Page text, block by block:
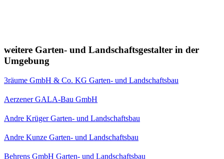
weitere Garten- und Landschaftsgestalter in der
Umgebung
3räume GmbH & Co. KG Garten- und Landschaftsbau
Aerzener GALA-Bau GmbH
Andre Krüger Garten- und Landschaftsbau
Andre Kunze Garten- und Landschaftsbau
Behrens GmbH Garten- und Landschaftsbau